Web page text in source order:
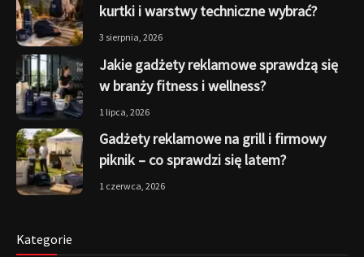
kurtki i warstwy techniczne wybrać?
3 sierpnia, 2026
Jakie gadżety reklamowe sprawdzą się
w branży fitness i wellness?
1 lipca, 2026
Gadżety reklamowe na grill i firmowy
piknik – co sprawdzi się latem?
1 czerwca, 2026
Kategorie